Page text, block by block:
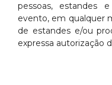
pessoas, estandes
evento, em qualquer
de estandes e/ou
expressa autorização